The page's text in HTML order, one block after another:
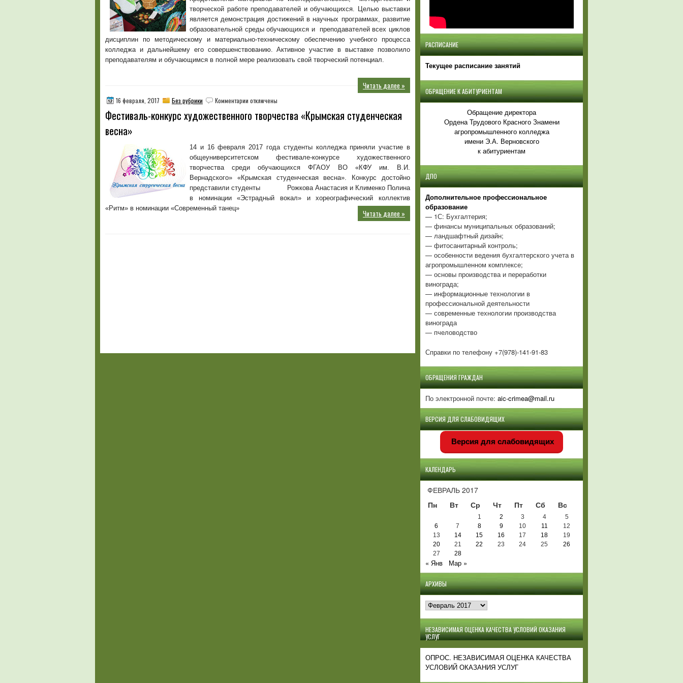
творческой работе преподавателей и обучающихся. Целью выставки
является демонстрация достижений в научных программах, развитие
образовательной среды обучающихся и преподавателей всех циклов
дисциплин по методическому и материально-техническому обеспечению учебного процесса
колледжа и дальнейшему его совершенствованию. Активное участие в выставке позволило
преподавателям и обучающимся в полной мере реализовать свой творческий потенциал.
Читать далее »
16 февраля, 2017 Без рубрики Комментарии к
Фестиваль-
творчества
«Крымская
студенческая
весна»
отключены
Фестиваль-конкурс художественного творчества «Крымская студенческая
весна»
14 и 16 февраля 2017 года студенты колледжа приняли участие в
общеуниверситетском фестивале-конкурсе художественного
творчества среди обучающихся ФГАОУ ВО «КФУ им. В.И.
Вернадского» «Крымская студенческая весна». Конкурс достойно
представили студенты Рожкова Анастасия и Клименко Полина
в номинации «Эстрадный вокал» и хореографический коллектив
«Ритм» в номинации «Современный танец»
Читать далее »
РАСПИСАНИЕ
Текущее расписание занятий
ОБРАЩЕНИЕ К АБИТУРИЕНТАМ
Обращение директора
Ордена Трудового Красного Знамени
агропромышленного колледжа
имени Э.А. Верновского
к абитуриентам
ДПО
Дополнительное профессиональное
образование
— 1С: Бухгалтерия;
— финансы муниципальных образований;
— ландшафтный дизайн;
— фитосанитарный контроль;
— особенности ведения бухгалтерского учета в
агропромышленном комплексе;
— основы производства и переработки
винограда;
— информационные технологии в
профессиональной деятельности
— современные технологии производства
винограда
— пчеловодство
Справки по телефону +7(978)-141-91-83
ОБРАЩЕНИЯ ГРАЖДАН
По электронной почте: aic-crimea@mail.ru
ВЕРСИЯ ДЛЯ СЛАБОВИДЯЩИХ
Версия для слабовидящих
КАЛЕНДАРЬ
ФЕВРАЛЬ 2017
Пн
Вт Ср Чт Пт Сб Вс
1 2 3 4
5
6
7 8 9 10 11
12
13
14 15 16 17 18
19
20
21 22 23 24 25
26
27
28
« Янв Мар »
АРХИВЫ
Архивы
НЕЗАВИСИМАЯ ОЦЕНКА КАЧЕСТВА УСЛОВИЙ ОКАЗАНИЯ
УСЛУГ
ОПРОС. НЕЗАВИСИМАЯ ОЦЕНКА КАЧЕСТВА
УСЛОВИЙ ОКАЗАНИЯ УСЛУГ